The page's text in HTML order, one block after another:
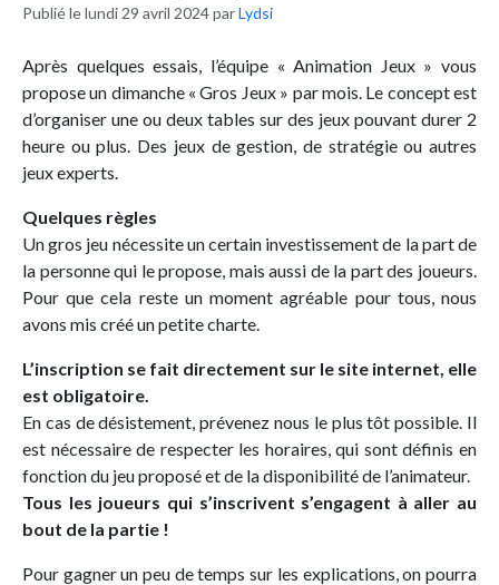
Publié le lundi 29 avril 2024 parLydsi
Après quelques essais, l’équipe « Animation Jeux » vous
propose un dimanche « Gros Jeux » par mois. Le concept est
d’organiser une ou deux tables sur des jeux pouvant durer 2
heure ou plus. Des jeux de gestion, de stratégie ou autres
jeux experts.
Quelques règles
Un gros jeu nécessite un certain investissement de la part de
la personne qui le propose, mais aussi de la part des joueurs.
Pour que cela reste un moment agréable pour tous, nous
avons mis créé un petite charte.
L’inscription se fait directement sur le site internet, elle
est obligatoire.
En cas de désistement, prévenez nous le plus tôt possible. Il
est nécessaire de respecter les horaires, qui sont définis en
fonction du jeu proposé et de la disponibilité de l’animateur.
Tous les joueurs qui s’inscrivent s’engagent à aller au
bout de la partie !
Pour gagner un peu de temps sur les explications, on pourra